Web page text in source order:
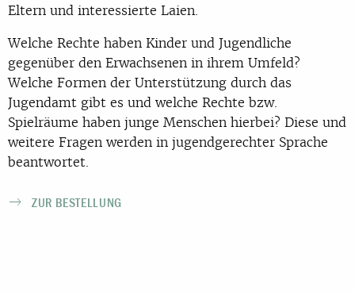
Eltern und interessierte Laien.
Welche Rechte haben Kinder und Jugendliche
gegenüber den Erwachsenen in ihrem Umfeld?
Welche Formen der Unterstützung durch das
Jugendamt gibt es und welche Rechte bzw.
Spielräume haben junge Menschen hierbei? Diese und
weitere Fragen werden in jugendgerechter Sprache
beantwortet.
ZUR BESTELLUNG